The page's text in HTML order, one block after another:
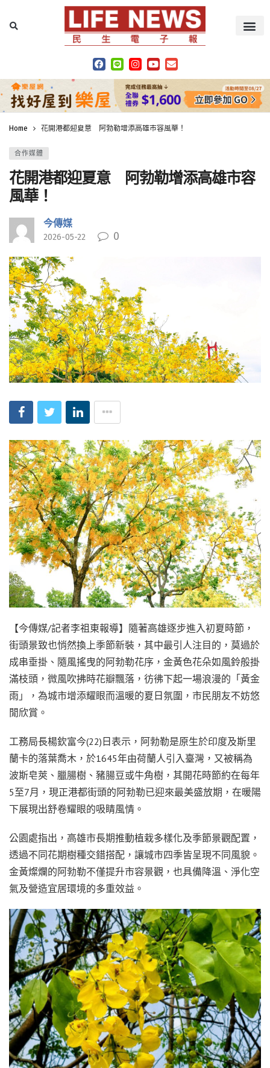
Home 花開港都迎夏意 阿勃勒增添高雄市容風華！
合作媒體
花開港都迎夏意 阿勃勒增添高雄市容
風華！
今傳媒
2026-05-22 0
【今傳媒/記者李祖東報導】隨著高雄逐步進入初夏時節，
街頭景致也悄然換上季節新裝，其中最引人注目的，莫過於
成串垂掛、隨風搖曳的阿勃勒花序，金黃色花朵如風鈴般掛
滿枝頭，微風吹拂時花瓣飄落，彷彿下起一場浪漫的「黃金
雨」，為城市增添耀眼而溫暖的夏日氛圍，市民朋友不妨悠
閒欣賞。
工務局長楊欽富今(22)日表示，阿勃勒是原生於印度及斯里
蘭卡的落葉喬木，於1645年由荷蘭人引入臺灣，又被稱為
波斯皂莢、臘腸樹、豬腸豆或牛角樹，其開花時節約在每年
5至7月，現正港都街頭的阿勃勒已迎來最美盛放期，在暖陽
下展現出舒卷耀眼的吸睛風情。
公園處指出，高雄市長期推動植栽多樣化及季節景觀配置，
透過不同花期樹種交錯搭配，讓城市四季皆呈現不同風貌。
金黃燦爛的阿勃勒不僅提升市容景觀，也具備降溫、淨化空
氣及營造宜居環境的多重效益。